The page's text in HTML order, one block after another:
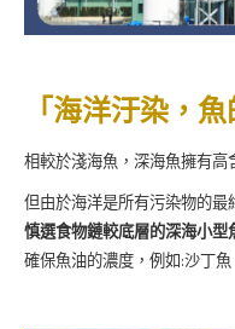
「海洋汙染，
相較於淺海魚，深海魚擁有高
但由於海洋是所有污染物的
慎選食物鏈較底層的深海小型
確保魚油的濃度，例如 :沙丁魚